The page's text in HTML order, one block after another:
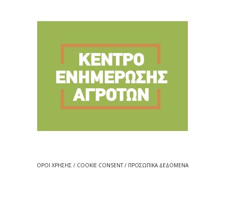
ΟΡΟΙ ΧΡΗΣΗΣ / COOKIE CONSENT / ΠΡΟΣΩΠΙΚΑ ΔΕΔΟΜΕΝΑ